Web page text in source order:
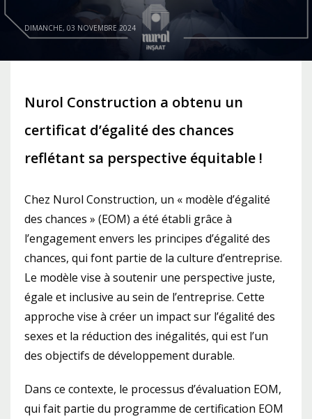
DIMANCHE, 03 NOVEMBRE 2024
Nurol Construction a obtenu un
certificat d’égalité des chances
reflétant sa perspective équitable !
Chez Nurol Construction, un « modèle d’égalité
des chances » (EOM) a été établi grâce à
l’engagement envers les principes d’égalité des
chances, qui font partie de la culture d’entreprise.
Le modèle vise à soutenir une perspective juste,
égale et inclusive au sein de l’entreprise. Cette
approche vise à créer un impact sur l’égalité des
sexes et la réduction des inégalités, qui est l’un
des objectifs de développement durable.
Dans ce contexte, le processus d’évaluation EOM,
qui fait partie du programme de certification EOM